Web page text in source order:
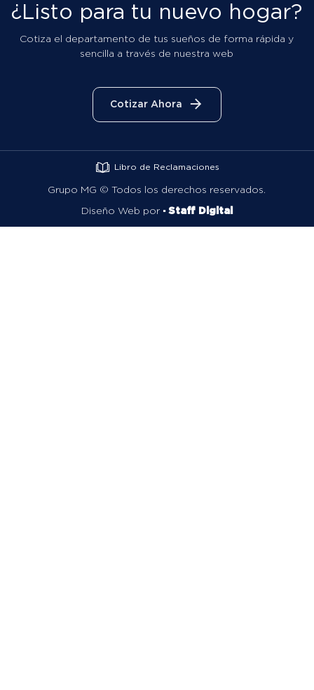
¿Listo para tu nuevo hogar?
Cotiza el departamento de tus sueños de forma rápida y
sencilla a través de nuestra web
Cotizar Ahora
Grupo MG © Todos los derechos reservados.
Libro de Reclamaciones
Diseño Web por · Staff Digital